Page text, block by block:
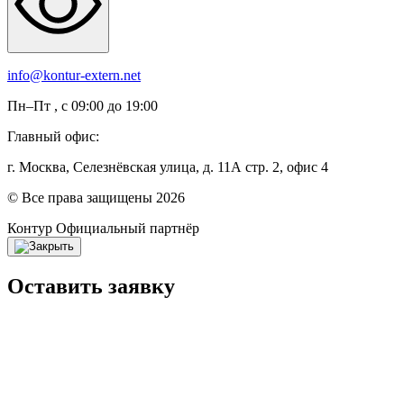
info@kontur-extern.net
Пн–Пт , с 09:00 до 19:00
Главный офис:
г. Москва, Селезнёвская улица, д. 11А стр. 2, офис 4
© Все права защищены 2026
Контур Официальный партнёр
Оставить заявку